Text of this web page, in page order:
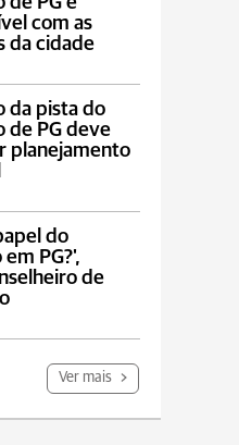
com as
da cidade
da pista do
de PG deve
planejamento
do
PG?',
de
Ver mais